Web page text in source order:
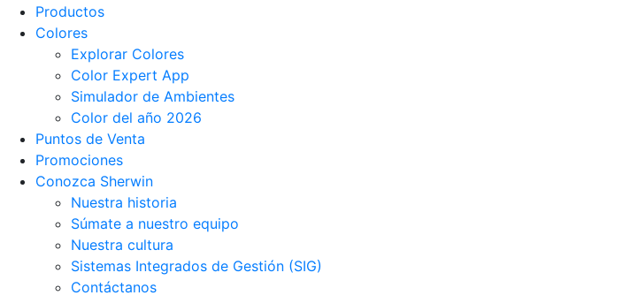
Productos
Colores
Explorar Colores
Color Expert App
Simulador de Ambientes
Color del año 2026
Puntos de Venta
Promociones
Conozca Sherwin
Nuestra historia
Súmate a nuestro equipo
Nuestra cultura
Sistemas Integrados de Gestión (SIG)
Contáctanos